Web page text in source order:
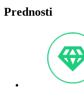
Prednosti